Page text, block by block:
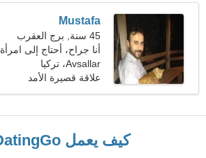
Mustafa
45 سنة, برج العقرب
أنا جراح، أحتاج إلى امرأة
رائعة
Avsallar، تركيا
علاقة قصيرة الأمد
كيف يعمل TurDatingGo